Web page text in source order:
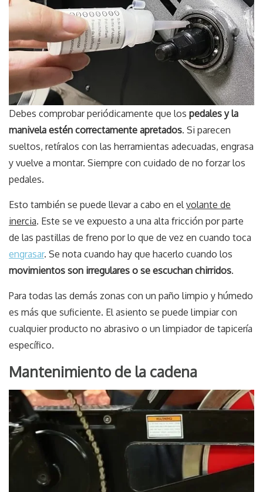
Debes comprobar periódicamente que los pedales y la
manivela estén correctamente apretados. Si parecen
sueltos, retíralos con las herramientas adecuadas, engrasa
y vuelve a montar. Siempre con cuidado de no forzar los
pedales.
Esto también se puede llevar a cabo en elvolante de
inercia. Este se ve expuesto a una alta fricción por parte
de las pastillas de freno por lo que de vez en cuando toca
engrasar. Se nota cuando hay que hacerlo cuando los
movimientos son irregulares o se escuchan chirridos.
Para todas las demás zonas con un paño limpio y húmedo
es más que suficiente. El asiento se puede limpiar con
cualquier producto no abrasivo o un limpiador de tapicería
específico.
Mantenimiento de la cadena